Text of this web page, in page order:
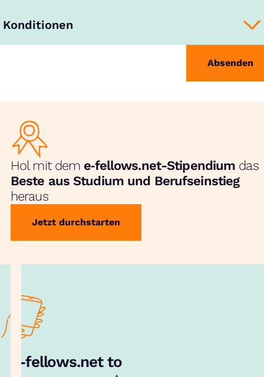
Konditionen
Absenden
Hol mit dem e‑fellows.net-Stipendium das
Beste aus Studium und Berufseinstieg
heraus
Jetzt durchstarten
e‑fellows.net to go: